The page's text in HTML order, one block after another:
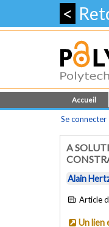
<
Accueil
Se connecter
A
Alain
Article
Un lien